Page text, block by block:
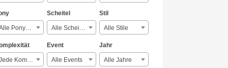
Alle Ponyarten
Scheitel
Alle Scheitelarten
Stil
Alle Stile
Jede Komplexität
Event
Alle Events
Jahr
Alle Jahre